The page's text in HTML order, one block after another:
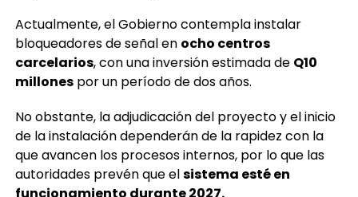
Actualmente, el Gobierno contempla instalar
bloqueadores de señal en ocho centros
carcelarios, con una inversión estimada de Q10
millonespor un período de dos años.
No obstante, la adjudicación del proyecto y el inicio
de la instalación dependerán de la rapidez con la
que avancen los procesos internos, por lo que las
autoridades prevén que elsistema esté en